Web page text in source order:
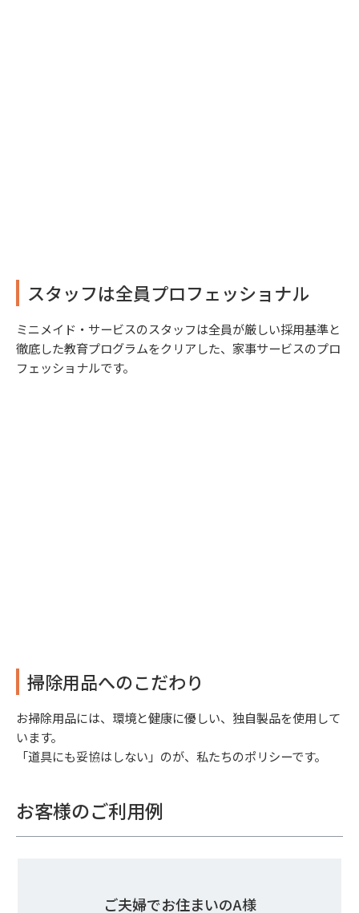
スタッフは全員プロフェッショナル
ミニメイド・サービスのスタッフは全員が厳しい採用基準と
徹底した教育プログラムをクリアした、家事サービスのプロ
フェッショナルです。
掃除用品へのこだわり
お掃除用品には、環境と健康に優しい、独自製品を使用して
います。
「道具にも妥協はしない」のが、私たちのポリシーです。
お客様のご利用例
ご夫婦でお住まいのA様